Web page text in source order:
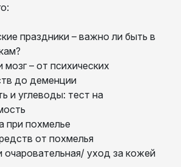
праздники – важно ли быть в
мозг – от психических
до деменции
и углеводы: тест на
при похмелье
от похмелья
уход за кожей